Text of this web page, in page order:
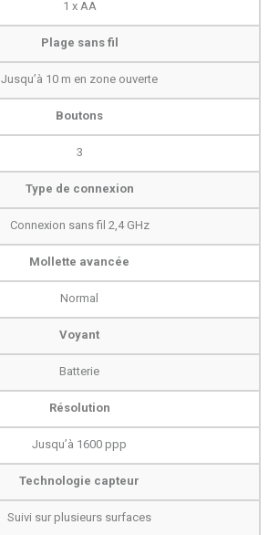
1 x AA
Plage sans fil
Jusqu’à 10 m en zone ouverte
Boutons
3
Type de connexion
Connexion sans fil 2,4 GHz
Mollette avancée
Normal
Voyant
Batterie
Résolution
Jusqu’à 1600 ppp
Technologie capteur
Suivi sur plusieurs surfaces